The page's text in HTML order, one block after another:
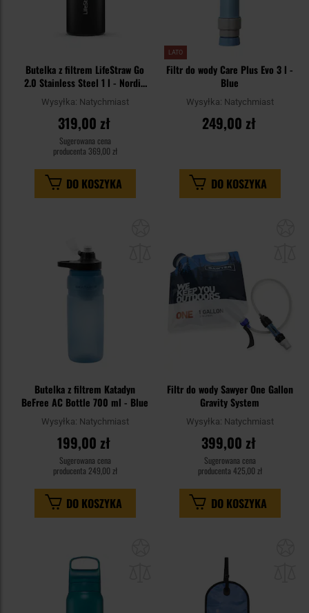
Butelka z filtrem LifeStraw Go
2.0 Stainless Steel 1 l - Nordic
Noir
Wysyłka: Natychmiast
319,00 zł
Sugerowana cena
producenta 369,00 zł
DO KOSZYKA
LATO
Filtr do wody Care Plus Evo 3 l -
Blue
Wysyłka: Natychmiast
249,00 zł
DO KOSZYKA
schowka
Butelka z filtrem Katadyn
BeFree AC Bottle 700 ml - Blue
Wysyłka: Natychmiast
199,00 zł
Sugerowana cena
producenta 249,00 zł
DO KOSZYKA
Filtr do wody Sawyer One Gallon
Gravity System
Wysyłka: Natychmiast
399,00 zł
Sugerowana cena
producenta 425,00 zł
DO KOSZYKA